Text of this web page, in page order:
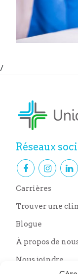
/
Réseaux
Carrières
Trouver une
Blogue
À propos de
Nous joindre